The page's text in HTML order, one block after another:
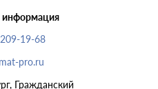
информация
19-68
pro.ru
Гражданский